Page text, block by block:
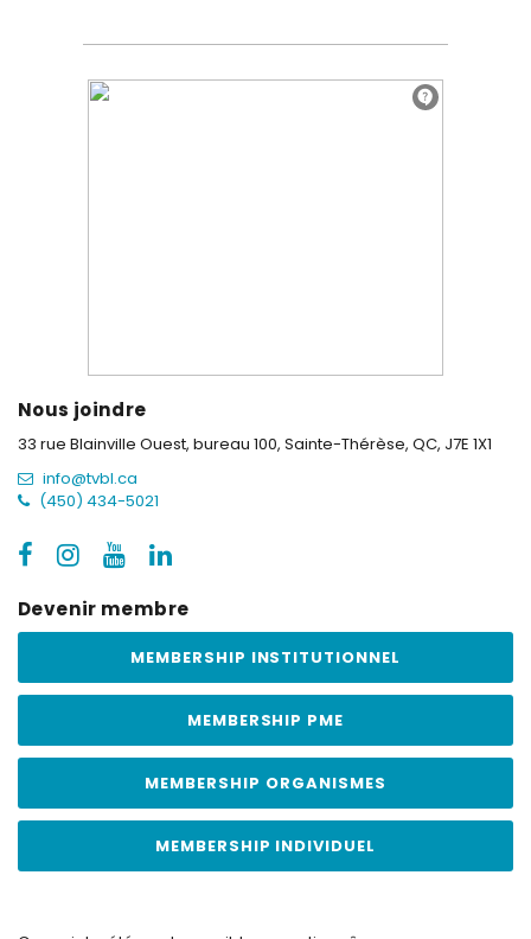
Nous joindre
33 rue Blainville Ouest, bureau 100, Sainte-Thérèse, QC, J7E 1X1
info@tvbl.ca
(450) 434-5021
Devenir membre
MEMBERSHIP INSTITUTIONNEL
MEMBERSHIP PME
MEMBERSHIP ORGANISMES
MEMBERSHIP INDIVIDUEL